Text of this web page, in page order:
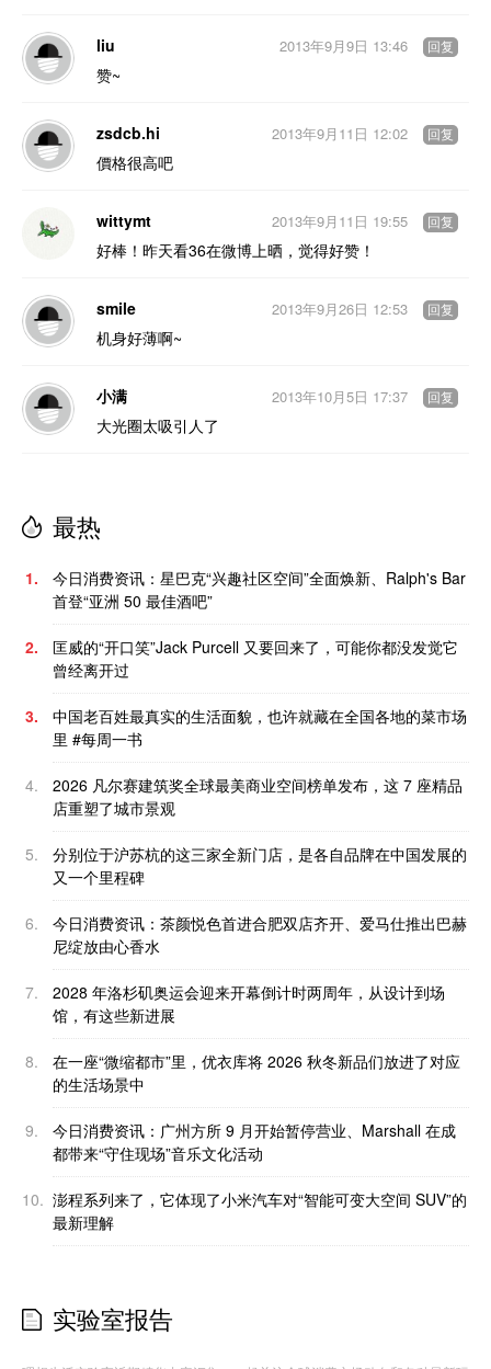
liu
赞~
2013年9月9日 13:46 回复
zsdcb.hi
價格很高吧
2013年9月11日 12:02 回复
wittymt
好棒！昨天看36在微博上晒，觉得好赞！
2013年9月11日 19:55 回复
smile
机身好薄啊~
2013年9月26日 12:53 回复
小满
大光圈太吸引人了
2013年10月5日 17:37 回复
最热
1.
今日消费资讯：星巴克“兴趣社区空间”全面焕新、Ralph's Bar
首登“亚洲 50 最佳酒吧”
2.
匡威的“开口笑”Jack Purcell 又要回来了，可能你都没发觉它
曾经离开过
3.
中国老百姓最真实的生活面貌，也许就藏在全国各地的菜市场
里 #每周一书
4.
2026 凡尔赛建筑奖全球最美商业空间榜单发布，这 7 座精品
店重塑了城市景观
5.
分别位于沪苏杭的这三家全新门店，是各自品牌在中国发展的
又一个里程碑
6.
今日消费资讯：茶颜悦色首进合肥双店齐开、爱马仕推出巴赫
尼绽放由心香水
7.
2028 年洛杉矶奥运会迎来开幕倒计时两周年，从设计到场
馆，有这些新进展
8.
在一座“微缩都市”里，优衣库将 2026 秋冬新品们放进了对应
的生活场景中
9.
今日消费资讯：广州方所 9 月开始暂停营业、Marshall 在成
都带来“守住现场”音乐文化活动
10. 澎程系列来了，它体现了小米汽车对“智能可变大空间 SUV”的
最新理解
实验室报告